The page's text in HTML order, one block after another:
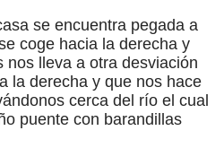
se encuentra pegada a
coge hacia la derecha y
nos lleva a otra desviación
la derecha y que nos hace
cerca del río el cual
puente con barandillas